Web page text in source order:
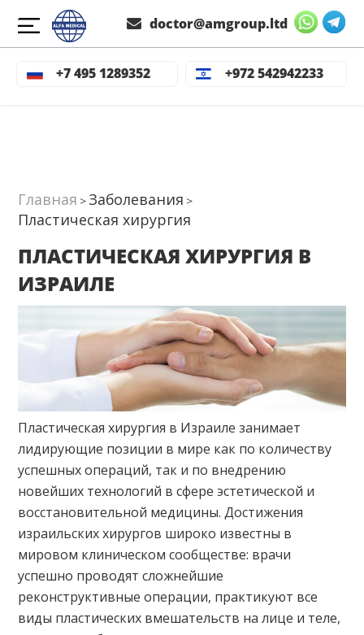
+7 495 1289352 +972 542942233
doctor@amgroup.ltd
Главная > Заболевания >
Пластическая хирургия
операций
операций
ПЛАСТИЧЕСКАЯ ХИРУРГИЯ В
ИЗРАИЛЕ
Пластическая хирургия в Израиле занимает
лидирующие позиции в мире как по количеству
успешных операций, так и по внедрению
новейших технологий в сфере эстетической и
восстановительной медицины. Достижения
израильских хирургов широко известны в
мировом клиническом сообществе: врачи
успешно проводят сложнейшие
реконструктивные операции, практикуют все
виды пластических вмешательств на лице и теле,